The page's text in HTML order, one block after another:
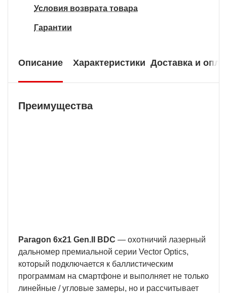
Условия возврата товара
Гарантии
Описание Характеристики Доставка и
Преимущества
Paragon 6x21 Gen.II BDC — охотничий лазерный
дальномер премиальной серии Vector Optics,
который подключается к баллистическим
программам на смартфоне и выполняет не только
линейные / угловые замеры, но и рассчитывает